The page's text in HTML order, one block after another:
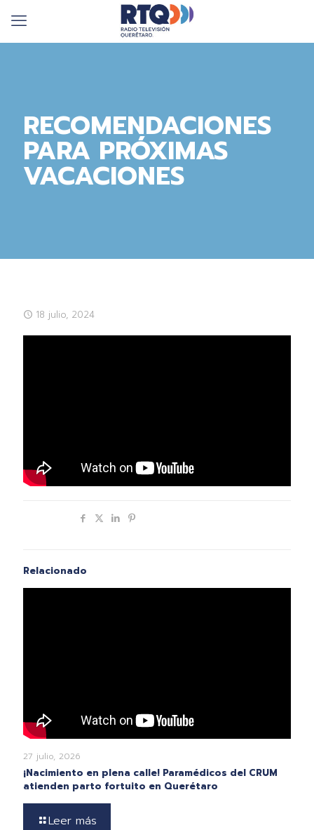
RECOMENDACIONES
PARA PRÓXIMAS
VACACIONES
18 julio, 2024
Relacionado
27 julio, 2026
¡Nacimiento en plena calle! Paramédicos del CRUM
atienden parto fortuito en Querétaro
Leer más